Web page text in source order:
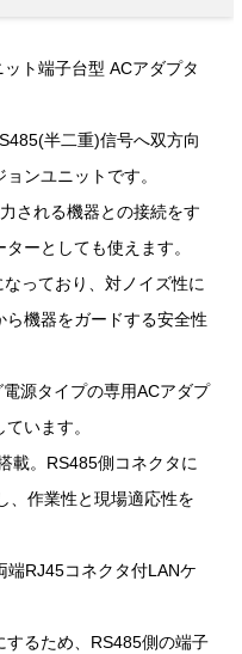
ト端子台型 ACアダプタ
半二重)信号へ双方向
ンユニットです。
される機器との接続をす
ーとしても使えます。
っており、対ノイズ性に
機器をガードする安全性
源タイプの専用ACアダプ
います。
載。RS485側コネクタに
、作業性と現場適応性を
端RJ45コネクタ付LANケ
するため、RS485側の端子